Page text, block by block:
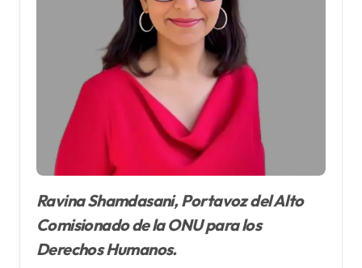
Ravina Shamdasani, Portavoz del Alto
Comisionado de la ONU para los
Derechos Humanos.